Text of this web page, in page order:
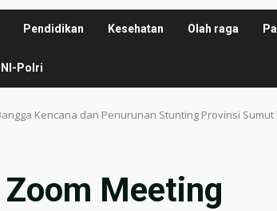
Pendidikan Kesehatan Olah raga
Polri
Kencana dan Penurunan Stunting Provinsi Sumut
Meeting